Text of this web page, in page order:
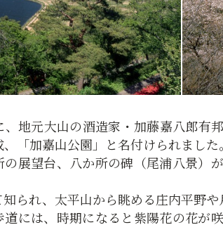
地元大山の酒造家・加藤嘉八郎有
「加嘉山公園」と名付けられました。
の展望台、八か所の碑（尾浦八景）
られ、太平山から眺める庄内平野や
道には、時期になると紫陽花の花が